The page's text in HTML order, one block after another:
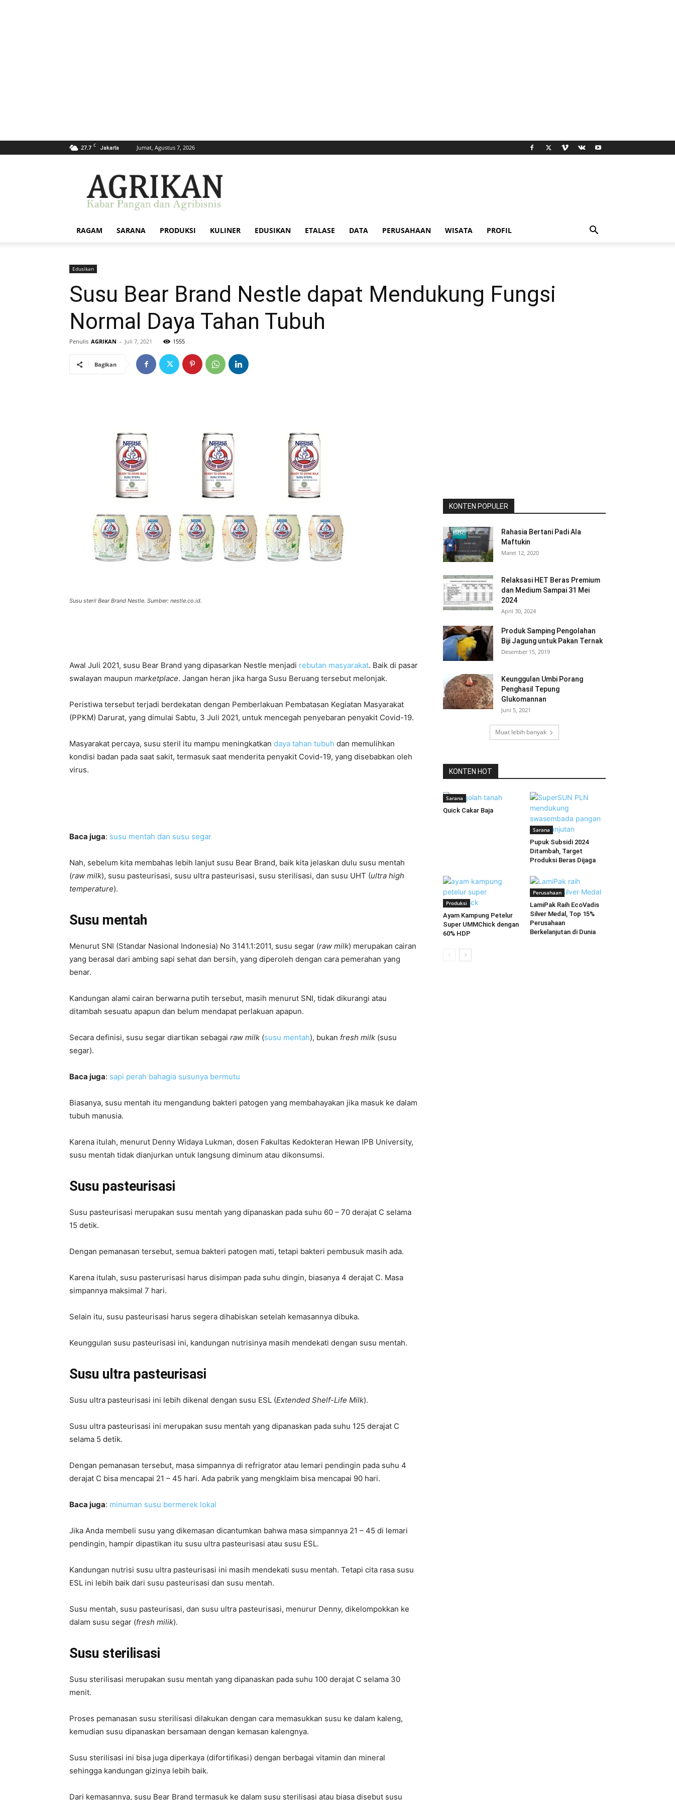
27.7 C Jakarta Jumat, Agustus 7, 2026
AGRIKAN
RAGAM SARANA PRODUKSI KULINER EDUSIKAN ETALASE DATA PERUSAHAAN WISATA PROFIL
Edusikan
Susu Bear Brand Nestle dapat Mendukung Fungsi
Normal Daya Tahan Tubuh
Penulis AGRIKAN - Juli 7, 2021 1555
Bagikan
Susu steril Bear Brand Nestle. Sumber: nestle.co.id.
Awal Juli 2021, susu Bear Brand yang dipasarkan Nestle menjadi rebutan masyarakat. Baik di pasar
swalayan maupun marketplace. Jangan heran jika harga Susu Beruang tersebut melonjak.
Peristiwa tersebut terjadi berdekatan dengan Pemberlakuan Pembatasan Kegiatan Masyarakat
(PPKM) Darurat, yang dimulai Sabtu, 3 Juli 2021, untuk mencegah penyebaran penyakit Covid-19.
Masyarakat percaya, susu steril itu mampu meningkatkan daya tahan tubuh dan memulihkan
kondisi badan pada saat sakit, termasuk saat menderita penyakit Covid-19, yang disebabkan oleh
virus.
Baca juga: susu mentah dan susu segar
Nah, sebelum kita membahas lebih lanjut susu Bear Brand, baik kita jelaskan dulu susu mentah
(raw milk), susu pasteurisasi, susu ultra pasteurisasi, susu sterilisasi, dan susu UHT (ultra high
temperature).
Susu mentah
Menurut SNI (Standar Nasional Indonesia) No 3141.1:2011, susu segar (raw milk) merupakan cairan
yang berasal dari ambing sapi sehat dan bersih, yang diperoleh dengan cara pemerahan yang
benar.
Kandungan alami cairan berwarna putih tersebut, masih menurut SNI, tidak dikurangi atau
ditambah sesuatu apapun dan belum mendapat perlakuan apapun.
Secara definisi, susu segar diartikan sebagai raw milk (susu mentah), bukan fresh milk (susu
segar).
Baca juga: sapi perah bahagia susunya bermutu
Biasanya, susu mentah itu mengandung bakteri patogen yang membahayakan jika masuk ke dalam
tubuh manusia.
Karena itulah, menurut Denny Widaya Lukman, dosen Fakultas Kedokteran Hewan IPB University,
susu mentah tidak dianjurkan untuk langsung diminum atau dikonsumsi.
Susu pasteurisasi
Susu pasteurisasi merupakan susu mentah yang dipanaskan pada suhu 60 – 70 derajat C selama
15 detik.
Dengan pemanasan tersebut, semua bakteri patogen mati, tetapi bakteri pembusuk masih ada.
Karena itulah, susu pasterurisasi harus disimpan pada suhu dingin, biasanya 4 derajat C. Masa
simpannya maksimal 7 hari.
Selain itu, susu pasteurisasi harus segera dihabiskan setelah kemasannya dibuka.
Keunggulan susu pasteurisasi ini, kandungan nutrisinya masih mendekati dengan susu mentah.
Susu ultra pasteurisasi
Susu ultra pasteurisasi ini lebih dikenal dengan susu ESL (Extended Shelf-Life Milk).
Susu ultra pasteurisasi ini merupakan susu mentah yang dipanaskan pada suhu 125 derajat C
selama 5 detik.
Dengan pemanasan tersebut, masa simpannya di refrigrator atau lemari pendingin pada suhu 4
derajat C bisa mencapai 21 – 45 hari. Ada pabrik yang mengklaim bisa mencapai 90 hari.
Baca juga: minuman susu bermerek lokal
Jika Anda membeli susu yang dikemasan dicantumkan bahwa masa simpannya 21 – 45 di lemari
pendingin, hampir dipastikan itu susu ultra pasteurisasi atau susu ESL.
Kandungan nutrisi susu ultra pasteurisasi ini masih mendekati susu mentah. Tetapi cita rasa susu
ESL ini lebih baik dari susu pasteurisasi dan susu mentah.
Susu mentah, susu pasteurisasi, dan susu ultra pasteurisasi, menurur Denny, dikelompokkan ke
dalam susu segar (fresh milik).
Susu sterilisasi
Susu sterilisasi merupakan susu mentah yang dipanaskan pada suhu 100 derajat C selama 30
menit.
Proses pemanasan susu sterilisasi dilakukan dengan cara memasukkan susu ke dalam kaleng,
kemudian susu dipanaskan bersamaan dengan kemasan kalengnya.
Susu sterilisasi ini bisa juga diperkaya (difortifikasi) dengan berbagai vitamin dan mineral
sehingga kandungan gizinya lebih baik.
Dari kemasannya, susu Bear Brand termasuk ke dalam susu sterilisasi atau biasa disebut susu
KONTEN POPULER
Rahasia Bertani Padi Ala
Maftukin
Maret 12, 2020
Relaksasi HET Beras Premium
dan Medium Sampai 31 Mei
2024
April 30, 2024
Produk Samping Pengolahan
Biji Jagung untuk Pakan Ternak
Desember 15, 2019
Keunggulan Umbi Porang
Penghasil Tepung
Glukomannan
Juni 5, 2021
Muat lebih banyak
KONTEN HOT
Sarana
Quick Cakar Baja
Sarana
Pupuk Subsidi 2024
Ditambah, Target
Produksi Beras Dijaga
Produksi
Ayam Kampung Petelur
Super UMMChick dengan
60% HDP
Perusahaan
LamiPak Raih EcoVadis
Silver Medal, Top 15%
Perusahaan
Berkelanjutan di Dunia